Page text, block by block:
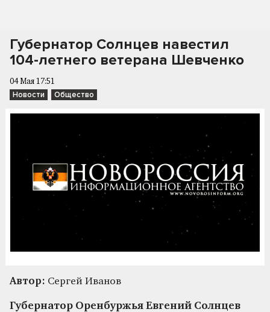
Губернатор Солнцев навестил
104-летнего ветерана Шевченко
04 Мая 17:51
Новости Общество
Автор: Сергей Иванов
Губернатор Оренбуржья Евгений Солнцев